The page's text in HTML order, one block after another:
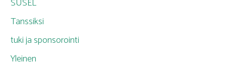
SUSEL
Tanssiksi
tuki ja sponsorointi
Yleinen